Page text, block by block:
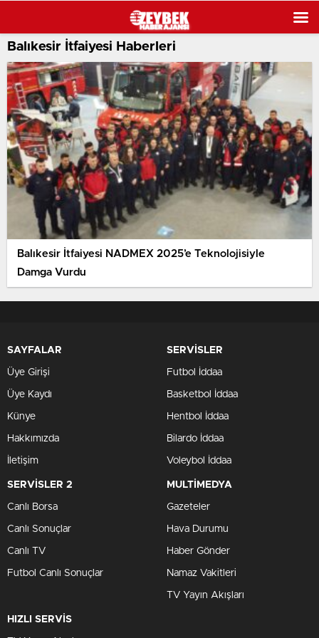
Balıkesir İtfaiyesi Haberleri
Balıkesir İtfaiyesi NADMEX 2025’e Teknolojisiyle
Damga Vurdu
SAYFALAR
Üye Girişi
Üye Kaydı
Künye
Hakkımızda
İletişim
SERVİSLER
Futbol İddaa
Basketbol İddaa
Hentbol İddaa
Bilardo İddaa
Voleybol İddaa
SERVİSLER 2
Canlı Borsa
Canlı Sonuçlar
Canlı TV
Futbol Canlı Sonuçlar
MULTİMEDYA
Gazeteler
Hava Durumu
Haber Gönder
Namaz Vakitleri
TV Yayın Akışları
HIZLI SERVİS